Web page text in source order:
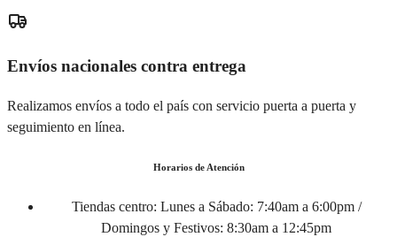
Envíos nacionales contra entrega
Realizamos envíos a todo el país con servicio puerta a puerta y
seguimiento en línea.
Horarios de Atención
Tiendas centro: Lunes a Sábado: 7:40am a 6:00pm /
Domingos y Festivos: 8:30am a 12:45pm